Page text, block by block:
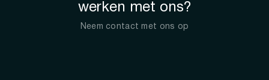
werken met ons?
Neem contact met ons op